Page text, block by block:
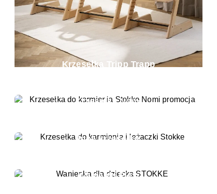
Krzesełka Tripp Trapp
Krzesełka Nomi
Inne krzesełka
Wanienki Flexi